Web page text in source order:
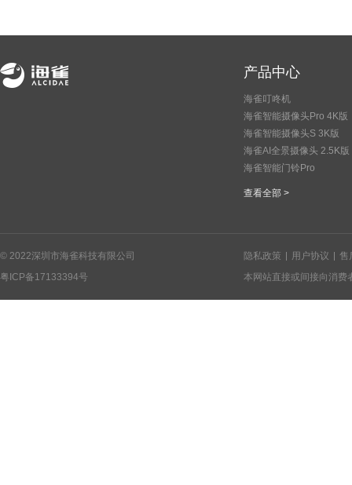
产品中心
海雀叮咚机
海雀智能摄像头Pro 4K版
海雀智能摄像头S 3K版
海雀AI全景摄像头 2.5K版
海雀智能门铃Pro
查看全部 >
© 2022深圳市海雀科技有限公司 隐私政策 用户协议
售
粤ICP备17133394号
本网站直接或间接向消费